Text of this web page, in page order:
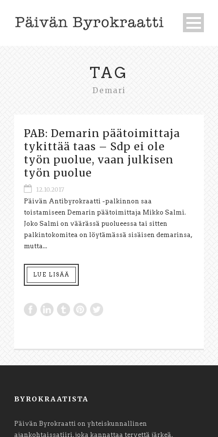
TAG
Demari
PAB: Demarin päätoimittaja
tykittää taas – Sdp ei ole
työn puolue, vaan julkisen
työn puolue
12.10.2017
Päivän Antibyrokraatti -palkinnon saa
toistamiseen Demarin päätoimittaja Mikko Salmi.
Joko Salmi on väärässä puolueessa tai sitten
palkintokomitea on löytämässä sisäisen demarinsa,
mutta...
LUE LISÄÄ
BYROKRAATISTA
Päivän Byrokraatti on yhteiskunnallinen
ajankohtaissatiiri, joka kannattaa tervettä järkeä,